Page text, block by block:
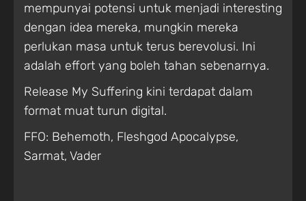
mempunyai potensi untuk menjadi interesting
dengan idea mereka, mungkin mereka
perlukan masa untuk terus berevolusi. Ini
adalah effort yang boleh tahan sebenarnya.
Release My Suffering kini terdapat dalam
format muat turun digital.
FFO: Behemoth, Fleshgod Apocalypse,
Sarmat, Vader